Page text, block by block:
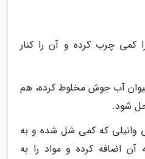
کمی چرب کرده و آن را کنار
لیوان آب جوش مخلوط کرده، هم
حل شود.
که کمی شل شده و به
اضافه کرده و مواد را به